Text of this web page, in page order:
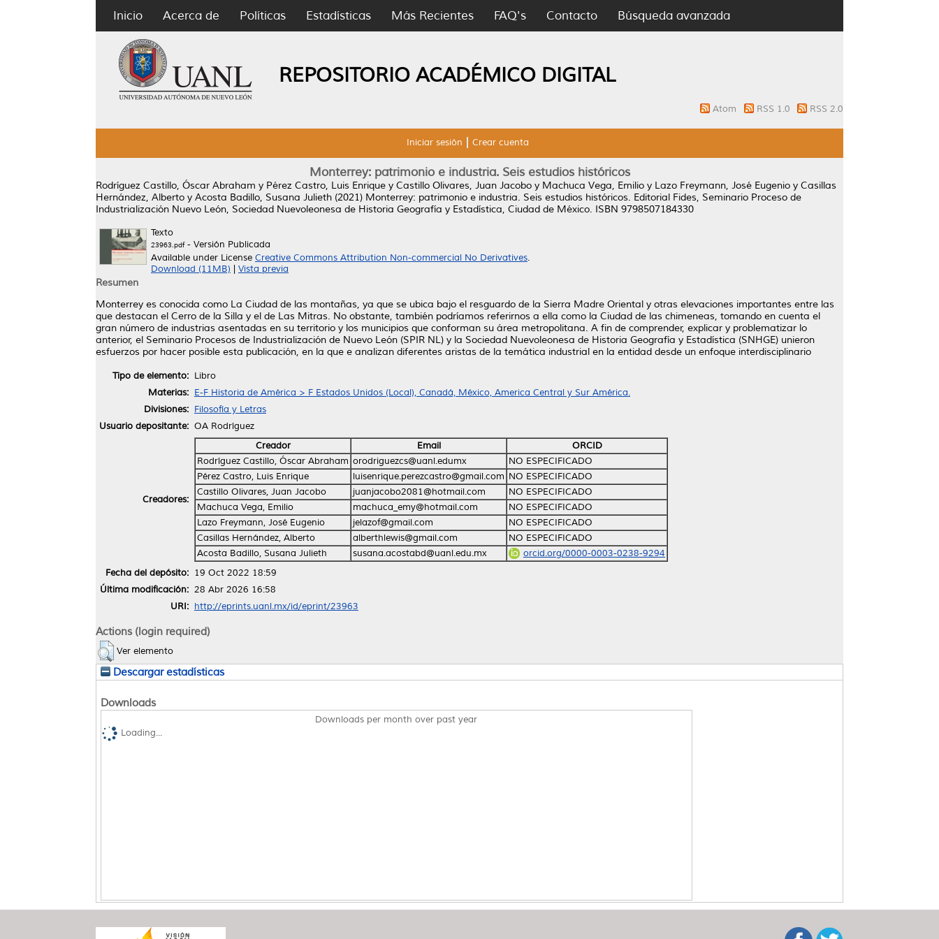
Inicio Acerca de Políticas Estadísticas Más Recientes FAQ's Contacto Búsqueda avanzada
REPOSITORIO ACADÉMICO DIGITAL
Atom RSS 1.0 RSS 2.0
Iniciar sesión Crear cuenta
Monterrey: patrimonio e industria. Seis estudios históricos
Rodríguez Castillo, Óscar Abraham y Pérez Castro, Luis Enrique y Castillo Olivares, Juan Jacobo y Machuca Vega, Emilio y Lazo Freymann, José Eugenio y Casillas
Hernández, Alberto y Acosta Badillo, Susana Julieth (2021) Monterrey: patrimonio e industria. Seis estudios históricos. Editorial Fides, Seminario Proceso de
Industrialización Nuevo León, Sociedad Nuevoleonesa de Historia Geografía y Estadística, Ciudad de México. ISBN 9798507184330
Texto
23963.pdf- Versión Publicada
Available under License Creative Commons Attribution Non-commercial No Derivatives.
Download (11MB)
Vista previa
Resumen
Monterrey es conocida como La Ciudad de las montañas, ya que se ubica bajo el resguardo de la Sierra Madre Oriental y otras elevaciones importantes entre las
que destacan el Cerro de la Silla y el de Las Mitras. No obstante, también podríamos referirnos a ella como la Ciudad de las chimeneas, tomando en cuenta el
gran número de industrias asentadas en su territorio y los municipios que conforman su área metropolitana. A fin de comprender, explicar y problematizar lo
anterior, el Seminario Procesos de Industrialización de Nuevo León (SPIR NL) y la Sociedad Nuevoleonesa de Historia Geografía y Estadística (SNHGE) unieron
esfuerzos por hacer posible esta publicación, en la que e analizan diferentes aristas de la temática industrial en la entidad desde un enfoque interdisciplinario
Tipo de elemento: Libro
Materias: E-F Historia de América > F Estados Unidos (Local), Canadá, México, America Central y Sur América.
Divisiones: Filosofía y Letras
Usuario depositante: OA Rodríguez
Creadores:
Creador Email
ORCID
Rodríguez Castillo, Óscar Abraham orodriguezcs@uanl.edumx
NO ESPECIFICADO
Pérez Castro, Luis Enrique
luisenrique.perezcastro@gmail.com NO ESPECIFICADO
Castillo Olivares, Juan Jacobo
juanjacobo2081@hotmail.com
NO ESPECIFICADO
Machuca Vega, Emilio
machuca_emy@hotmail.com
NO ESPECIFICADO
Lazo Freymann, José Eugenio
jelazof@gmail.com
NO ESPECIFICADO
Casillas Hernández, Alberto
alberthlewis@gmail.com
NO ESPECIFICADO
Acosta Badillo, Susana Julieth
susana.acostabd@uanl.edu.mx
orcid.org/0000-0003-0238-9294
Fecha del depósito: 19 Oct 2022 18:59
Última modificación: 28 Abr 2026 16:58
URI: http://eprints.uanl.mx/id/eprint/23963
Actions (login required)
Ver elemento
Descargar estadísticas
Downloads
Downloads per month over past year
Loading...